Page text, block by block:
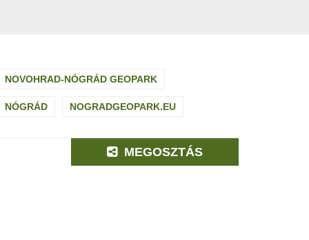
NOVOHRAD-NÓGRÁD GEOPARK
NÓGRÁD NOGRADGEOPARK.EU
MEGOSZTÁS